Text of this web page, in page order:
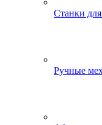
Станки
Ручные